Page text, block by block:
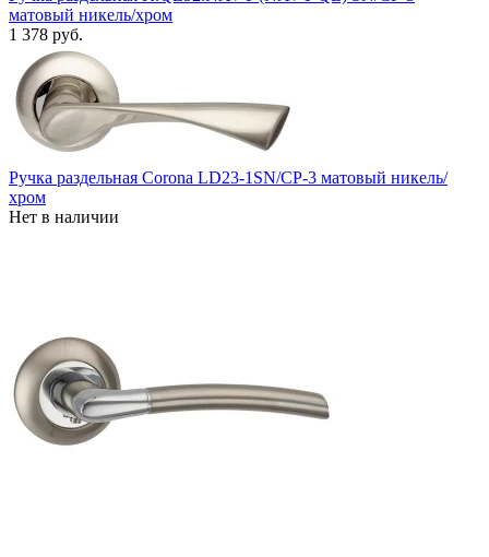
матовый никель/хром
1 378 руб.
Ручка раздельная Corona LD23-1SN/CP-3 матовый никель/
хром
Нет в наличии